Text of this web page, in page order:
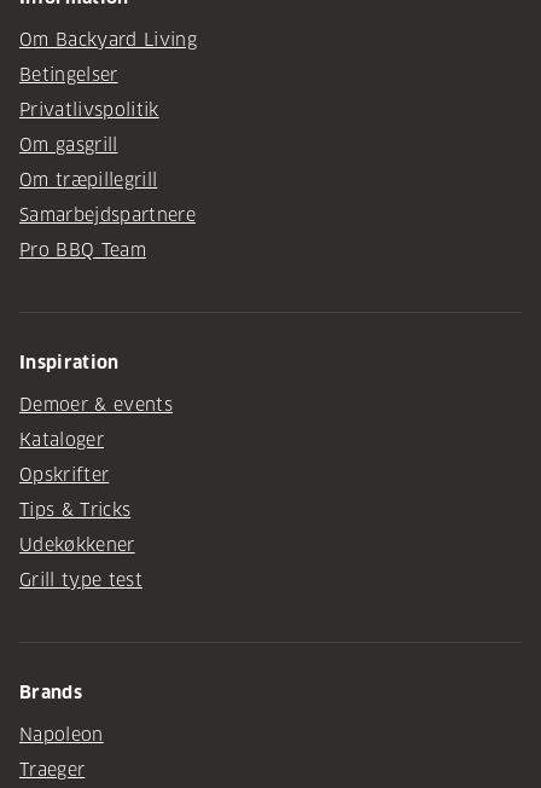
Om Backyard Living
Betingelser
Privatlivspolitik
Om gasgrill
Om træpillegrill
Samarbejdspartnere
Pro BBQ Team
Inspiration
Demoer & events
Kataloger
Opskrifter
Tips & Tricks
Udekøkkener
Grill type test
Brands
Napoleon
Traeger